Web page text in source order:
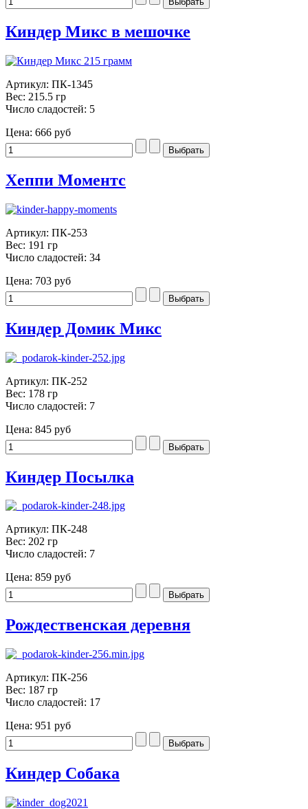
Киндер Микс в мешочке
Артикул: ПК-1345
Вес: 215.5 гр
Число сладостей: 5
Цена: 666 руб
Хеппи Моментс
Артикул: ПК-253
Вес: 191 гр
Число сладостей: 34
Цена: 703 руб
Киндер Домик Микс
Артикул: ПК-252
Вес: 178 гр
Число сладостей: 7
Цена: 845 руб
Киндер Посылка
Артикул: ПК-248
Вес: 202 гр
Число сладостей: 7
Цена: 859 руб
Рождественская деревня
Артикул: ПК-256
Вес: 187 гр
Число сладостей: 17
Цена: 951 руб
Киндер Собака